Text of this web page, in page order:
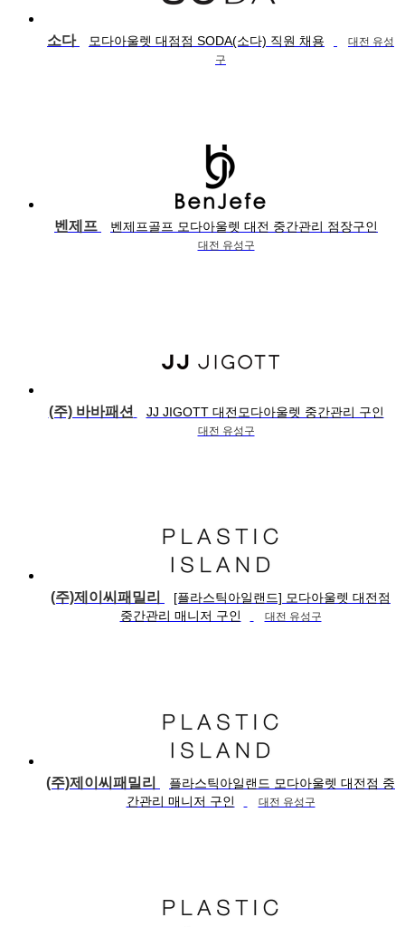
소다 모다아울렛 대점점 SODA(소다) 직원 채용
대전 유성
구
벤제프 벤제프골프 모다아울렛 대전 중간관리 점장구인
대전 유성구
(주) 바바패션 JJ JIGOTT 대전모다아울렛 중간관리 구인
대전 유성구
(주)제이씨패밀리
[플라스틱아일랜드] 모다아울렛 대전점
중간관리 매니저 구인
대전 유성구
(주)제이씨패밀리
플라스틱아일랜드 모다아울렛 대전점 중
간관리 매니저 구인
대전 유성구